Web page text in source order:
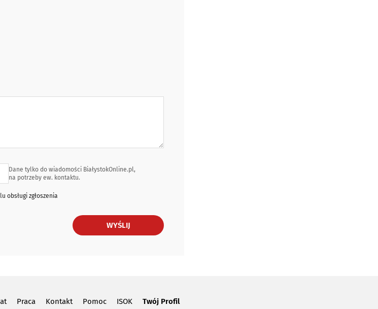
Dane tylko do wiadomości BiałystokOnline.pl,
na potrzeby ew. kontaktu.
obsługi zgłoszenia
WYŚLIJ
Praca Kontakt Pomoc ISOK Twój Profil